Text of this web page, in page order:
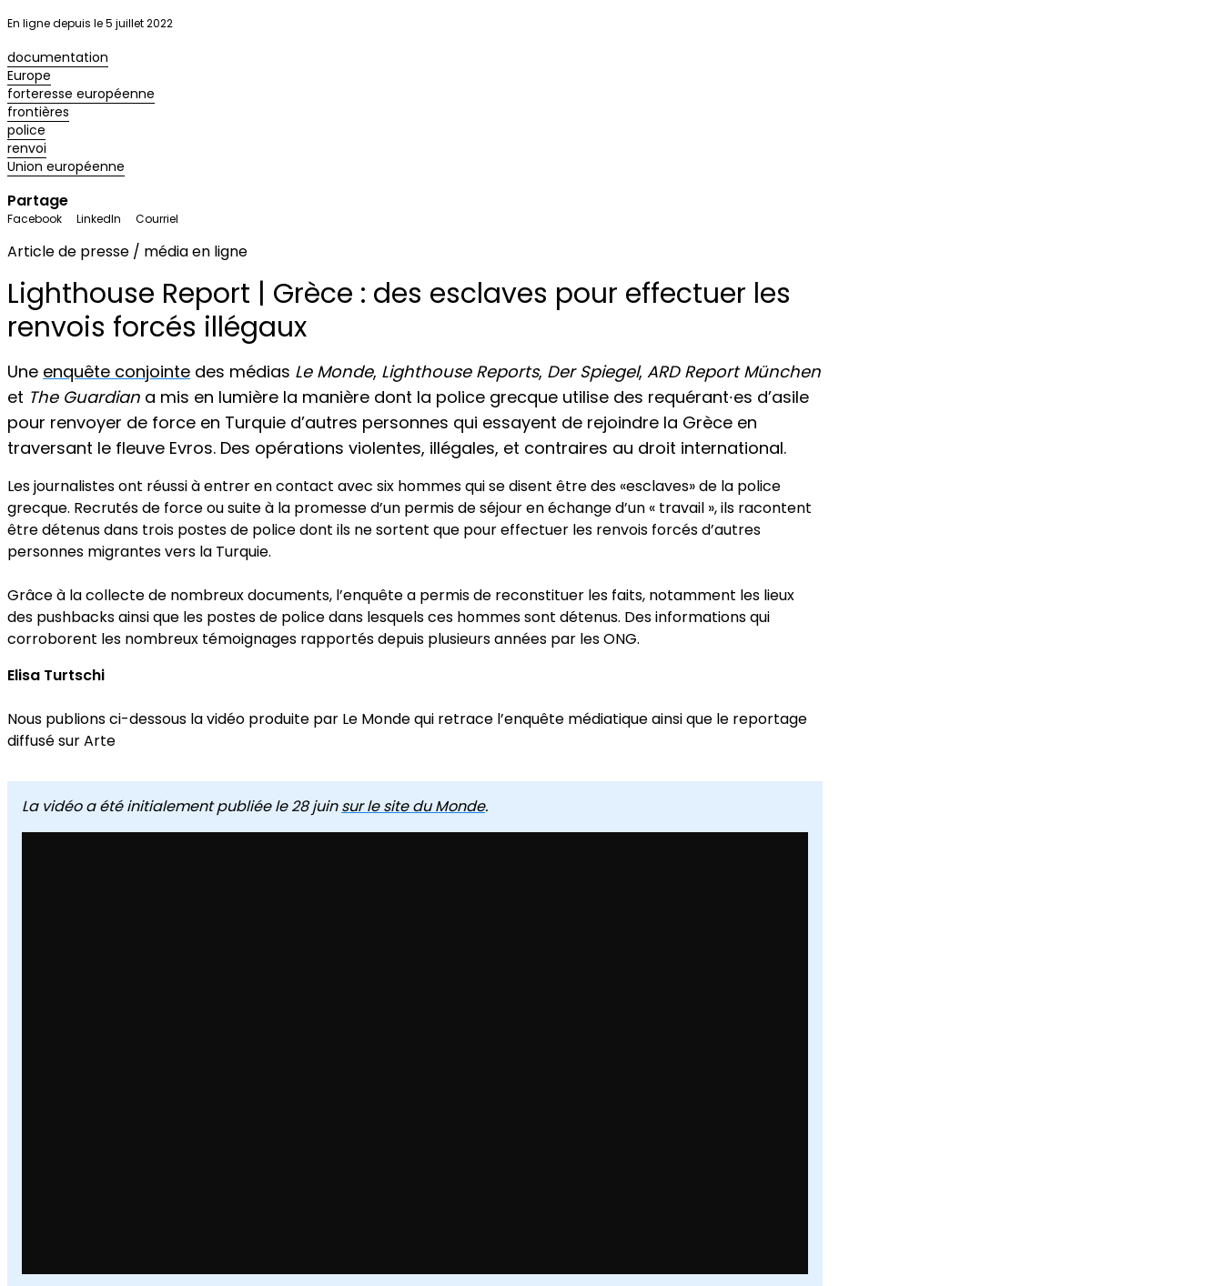
En ligne depuis le 5 juillet 2022
documentation
Europe
forteresse européenne
frontières
police
renvoi
Union européenne
Partage
Facebook LinkedIn Courriel
Article de presse / média en ligne
Lighthouse Report | Grèce : des esclaves pour effectuer les
renvois forcés illégaux
Une enquête conjointe des médias Le Monde, Lighthouse Reports, Der Spiegel, ARD Report München
et The Guardian a mis en lumière la manière dont la police grecque utilise des requérant∙es d’asile
pour renvoyer de force en Turquie d’autres personnes qui essayent de rejoindre la Grèce en
traversant le fleuve Evros. Des opérations violentes, illégales, et contraires au droit international.
Les journalistes ont réussi à entrer en contact avec six hommes qui se disent être des «esclaves» de la police
grecque. Recrutés de force ou suite à la promesse d’un permis de séjour en échange d’un « travail », ils racontent
être détenus dans trois postes de police dont ils ne sortent que pour effectuer les renvois forcés d’autres
personnes migrantes vers la Turquie.
Grâce à la collecte de nombreux documents, l’enquête a permis de reconstituer les faits, notamment les lieux
des pushbacks ainsi que les postes de police dans lesquels ces hommes sont détenus. Des informations qui
corroborent les nombreux témoignages rapportés depuis plusieurs années par les ONG.
Elisa Turtschi
Nous publions ci-dessous la vidéo produite par Le Monde qui retrace l’enquête médiatique ainsi que le reportage
diffusé sur Arte
La vidéo a été initialement publiée le 28 juinsur le site du Monde.